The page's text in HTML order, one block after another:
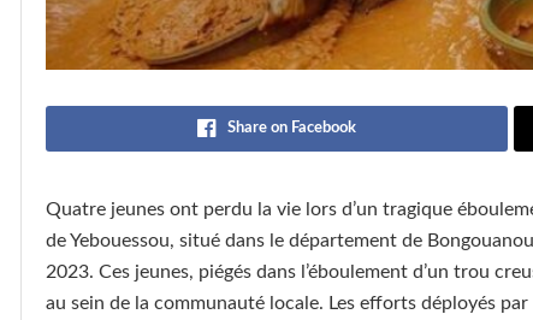
Share on Facebook
Quatre jeunes ont perdu la vie lors d’un tragique
de Yebouessou, situé dans le département de
2023. Ces jeunes, piégés dans l’éboulement d’un trou
au sein de la communauté locale. Les efforts déployés